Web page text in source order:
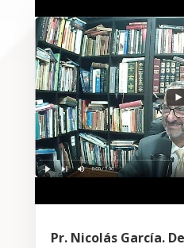
Pr. Nicolás García.